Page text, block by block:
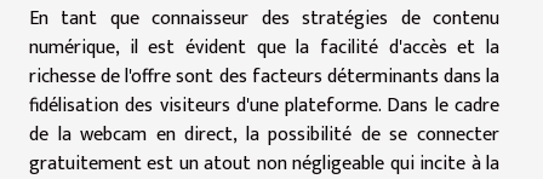
En tant que connaisseur des stratégies de contenu
numérique, il est évident que la facilité d'accès et la
richesse de l'offre sont des facteurs déterminants dans la
fidélisation des visiteurs d'une plateforme. Dans le cadre
de la webcam en direct, la possibilité de se connecter
gratuitement est un atout non négligeable qui incite à la